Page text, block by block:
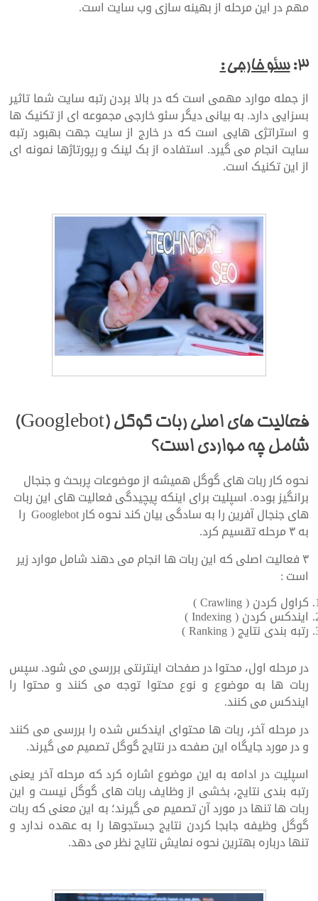
مهم در این مرحله از بهینه سازی وب سایت است.
۳: سئو خارجی :
از جمله موارد مهمی است که در بالا بردن رتبه سایت شما تاثیر
بسزایی دارد. به بیانی دیگر سئو خارجی مجموعه ای از تکنیک ها
و استراتژی هایی است که در خارج از سایت جهت بهبود رتبه
سایت انجام می گیرد. استفاده از بک لینک و رپورتاژها نمونه ای
از این تکنیک است.
فعالیت های اصلی ربات گوگل (Googlebot)
شامل چه مواردی است؟
نحوه کار ربات های گوگل همیشه از موضوعات پربحث و جنجال
برانگیز بوده. اسپلیت برای اینکه پیچیدگی فعالیت های این ربات
های جنجال آفرین را به سادگی بیان کند نحوه کار Googlebot را
به ۳ مرحله تقسیم کرد.
۳ فعالیت اصلی که این ربات ها انجام می دهند شامل موارد زیر
است :
کراول کردن ( Crawling )
ایندکس کردن ( Indexing )
رتبه بندی نتایج ( Ranking )
در مرحله اول، محتوا در صفحات اینترنتی بررسی می شود. سپس
ربات ها به موضوع و نوع محتوا توجه می کنند و محتوا را
ایندکس می کنند.
در مرحله آخر، ربات ها محتوای ایندکس شده را بررسی می کنند
و در مورد جایگاه این صفحه در نتایج گوگل تصمیم می گیرند.
اسپلیت در ادامه به این موضوع اشاره کرد که مرحله آخر یعنی
رتبه بندی نتایج، بخشی از وظایف ربات های گوگل نیست و این
ربات ها تنها در مورد آن تصمیم می گیرند؛ به این معنی که ربات
گوگل وظیفه جابجا کردن نتایج جستجوها را به عهده ندارد و
تنها درباره بهترین نحوه نمایش نتایج نظر می دهد.